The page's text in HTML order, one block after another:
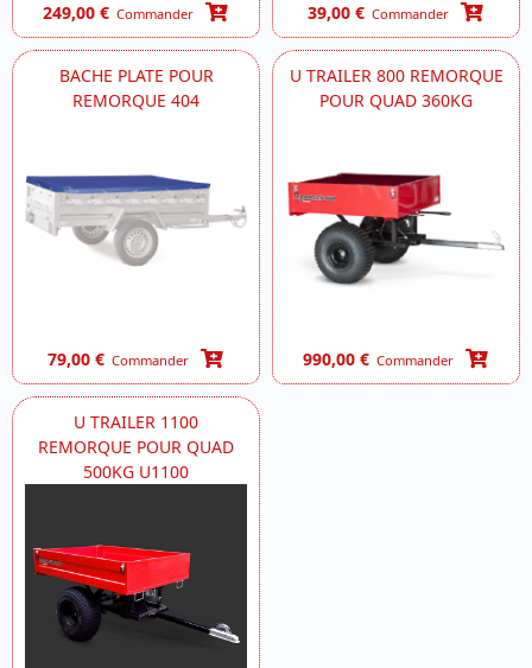
249,00 € Commander 39,00 € Commander
BACHE PLATE POUR
REMORQUE 404
79,00 € Commander
U TRAILER 800 REMORQUE
POUR QUAD 360KG
990,00 € Commander
U TRAILER 1100
REMORQUE POUR QUAD
500KG U1100